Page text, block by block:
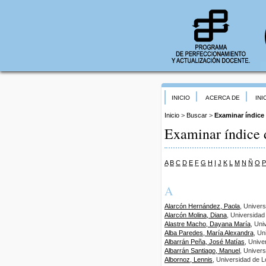
INICIO ACERCA DE
Inicio > Buscar > Examinar índice
Examinar índice
A B C D E F G H I J K L M N Ñ O P
A
Alarcón Hernández, Paola ,
Alarcón Molina, Diana ,
Alastre Macho, Dayana María ,
Alba Paredes, María Alexandra ,
Albarrán Peña, José Matías ,
Albarrán Santiago, Manuel
,
Albornoz, Lennis , Universidad de